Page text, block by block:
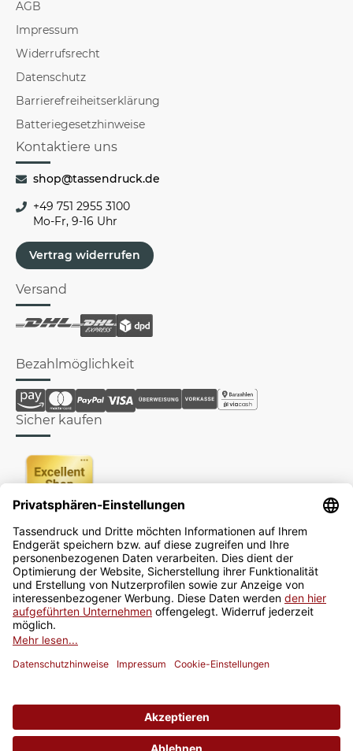
AGB
Impressum
Widerrufsrecht
Datenschutz
Barrierefreiheitserklärung
Batteriegesetzhinweise
Kontaktiere uns
shop@tassendruck.de
+49 751 2955 3100
Mo-Fr, 9-16 Uhr
Vertrag widerrufen
Versand
Bezahlmöglichkeit
Sicher kaufen
Newsletter